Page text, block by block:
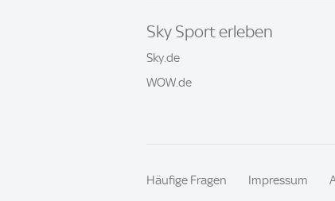
Sky Sport erleben
Sky.de
WOW.de
Häufige Fragen Impressum